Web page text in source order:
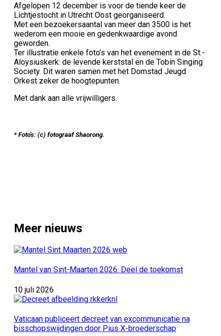
Afgelopen 12 december is voor de tiende keer de
Lichtjestocht in Utrecht Oost georganiseerd.
Met een bezoekersaantal van meer dan 3500 is het
wederom een mooie en gedenkwaardige avond
geworden.
Ter illustratie enkele foto’s van het evenement in de St.-
Aloysiuskerk: de levende kerststal en de Tobin Singing
Society. Dit waren samen met het Domstad Jeugd
Orkest zeker de hoogtepunten.
Met dank aan alle vrijwilligers.
* Foto's: (c) fotograaf Shaorong.
Meer nieuws
Mantel van Sint-Maarten 2026: Deel de toekomst
10 juli 2026
Vaticaan publiceert decreet van excommunicatie na
bisschopswijdingen door Pius X-broederschap